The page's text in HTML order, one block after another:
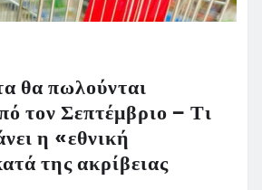
θα πωλούνται
τον Σεπτέμβριο – Τι
η «εθνική
της ακρίβειας